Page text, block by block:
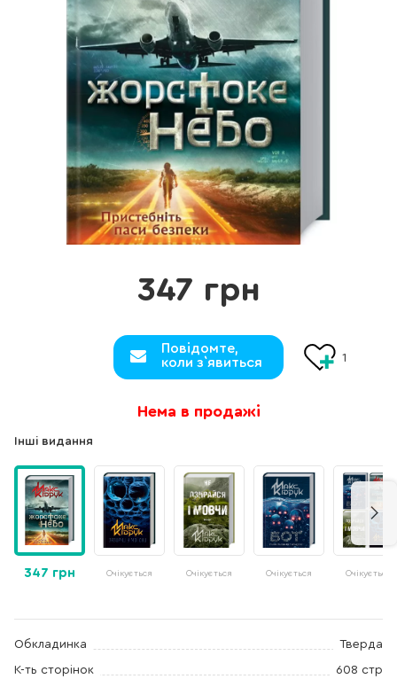
Інші видання
347 грн Очікується Очікується Очікується Очікується
347 грн
Повідомте,
коли з`явиться
1
Нема в продажі
Обкладинка Тверда
К-ть сторінок 608 стр